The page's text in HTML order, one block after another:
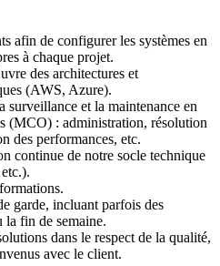
afin de configurer les systèmes en
à chaque projet.
des architectures et
(AWS, Azure).
surveillance et la maintenance en
(MCO) : administration, résolution
des performances, etc.
continue de notre socle technique
garde, incluant parfois des
la fin de semaine.
dans le respect de la qualité,
avec le client.